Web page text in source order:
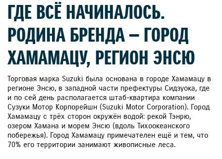
ГДЕ ВСЁ НАЧИНАЛОСЬ.
РОДИНА БРЕНДА — ГОРОД
ХАМАМАЦУ, РЕГИОН ЭНСЮ
Торговая марка Suzuki была основана в городе Хамамацу в
регионе Энсю, в западной части префектуры Сидзуока, где
и по сей день располагается штаб-квартира компании
Сузуки Мотор Корпорейшн (Suzuki Motor Corporation). Город
Хамамацу с трёх сторон окружён водой: рекой Тэнрю,
озером Хамана и морем Энсю (вдоль Тихоокеанского
побережья). Город Хамамацу примечателен ещё и тем, что
70% его территории занимают живописные леса.